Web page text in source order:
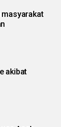
masyarakat
akibat